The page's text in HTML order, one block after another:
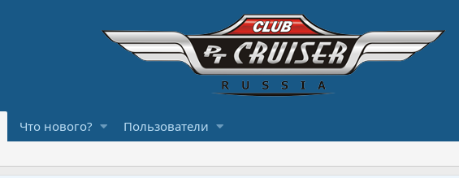
Что нового? Пользователи